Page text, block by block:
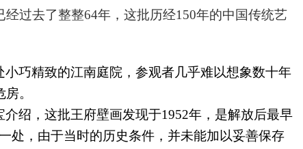
经过去了整整64年，这批历经150年的中国传统艺
巧精致的江南庭院，参观者几乎难以想象数十年
。
绍，这批王府壁画发现于1952年，是解放后最早
处，由于当时的历史条件，并未能加以妥善保存